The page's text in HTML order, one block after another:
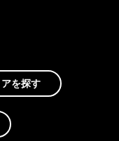
を探す